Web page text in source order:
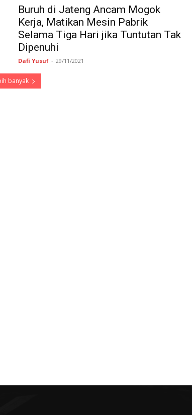
Buruh di Jateng Ancam Mogok
Kerja, Matikan Mesin Pabrik
Selama Tiga Hari jika Tuntutan Tak
Dipenuhi
Dafi Yusuf - 29/11/2021
banyak